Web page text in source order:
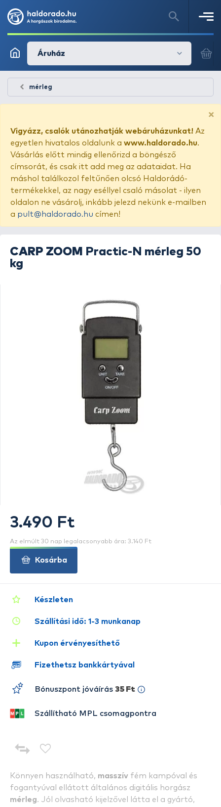
Áruház
mérleg
×
Vigyázz, csalók utánozhatják webáruházunkat! Az
egyetlen hivatalos oldalunk a www.haldorado.hu.
Vásárlás előtt mindig ellenőrizd a böngésző
címsorát, és csak itt add meg az adataidat. Ha
máshol találkozol feltűnően olcsó Haldorádó-
termékekkel, az nagy eséllyel csaló másolat - ilyen
oldalon ne vásárolj, inkább jelezd nekünk e-mailben
a pult@haldorado.hu címen!
CARP ZOOM
Practic-N mérleg 50
kg
Könnyen használható, masszív fém kampóval és
fogantyúval ellátott általános digitális horgász
mérleg. Jól olvasható kijelzővel látta el a gyártó,
Készleten
Szállítási idő: 1-3 munkanap
Kupon érvényesíthető
Fizethetsz bankkártyával
Bónuszpont jóváírás 35 Ft
Szállítható MPL csomagpontra
3.490 Ft
Az elmúlt 30 nap legalacsonyabb ára: 3.140 Ft
Kosárba